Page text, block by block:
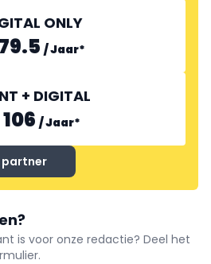
ONLY
/Jaar*
+ DIGITAL
/Jaar*
partner
is voor onze redactie? Deel het